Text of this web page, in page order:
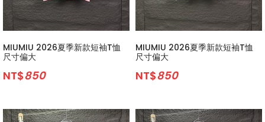
MIUMIU 2026夏季新款短袖T恤
尺寸偏大
NT$850
MIUMIU 2026夏季新款短袖T恤
尺寸偏大
NT$850